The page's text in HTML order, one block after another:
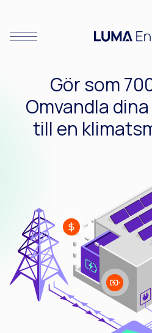
Visa/Stäng meny
Gör som
Omvandla
till en